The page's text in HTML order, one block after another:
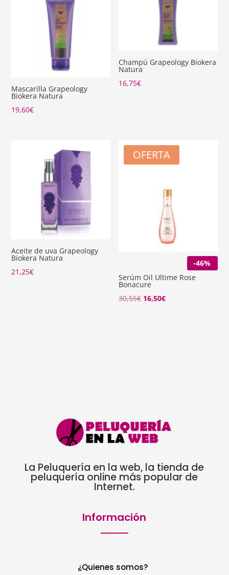
Mascarilla Grapeology
Biokera Natura
19,60€
Champú Grapeology Biokera
Natura
16,75€
Aceite de uva Grapeology
Biokera Natura
21,25€
OFERTA
-46%
Serúm Oil Ultime Rose
Bonacure
30,55€ El
16,50€El
La Peluquería en la web, la tienda de
peluquería online más popular de
Internet.
Información
¿Quienes somos?